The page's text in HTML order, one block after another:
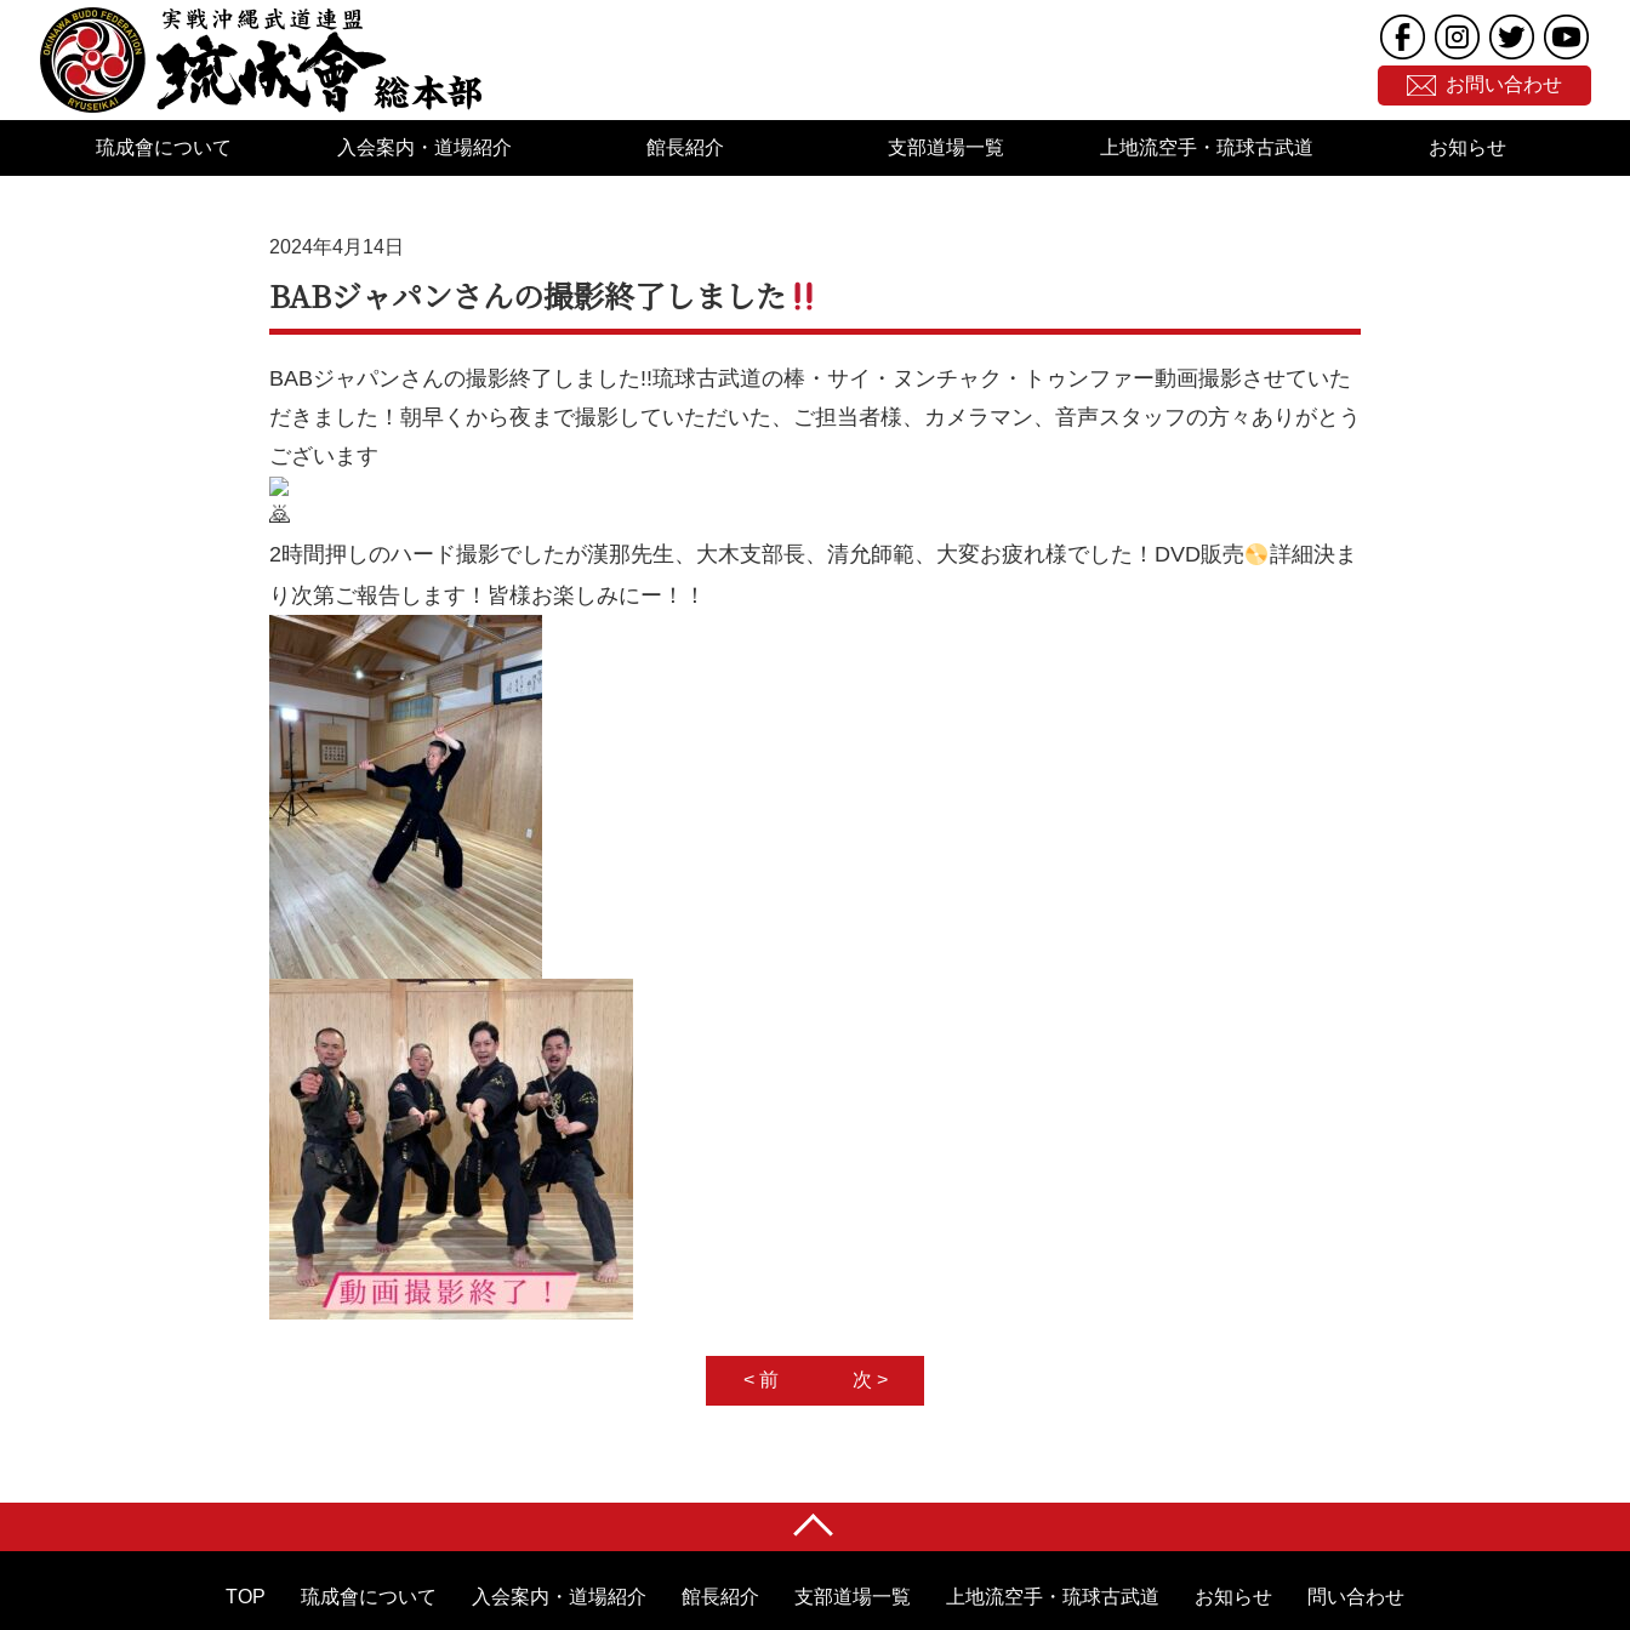
お問い合わせ
琉成會について 入会案内・道場紹介 館長紹介 支部道場一覧 上地流空手・琉球古武道 お知らせ
2024年4月14日
BABジャパンさんの撮影終了しました
BABジャパンさんの撮影終了しました!!琉球古武道の棒・サイ・ヌンチャク・トゥンファー動画撮影させていた
だきました！朝早くから夜まで撮影していただいた、ご担当者様、カメラマン、音声スタッフの方々ありがとう
ございます
2時間押しのハード撮影でしたが漢那先生、大木支部長、清允師範、大変お疲れ様でした！DVD販売
詳細決ま
り次第ご報告します！皆様お楽しみにー！！
< 前 次 >
TOP 琉成會について 入会案内・道場紹介 館長紹介 支部道場一覧 上地流空手・琉球古武道 お知らせ 問い合わせ